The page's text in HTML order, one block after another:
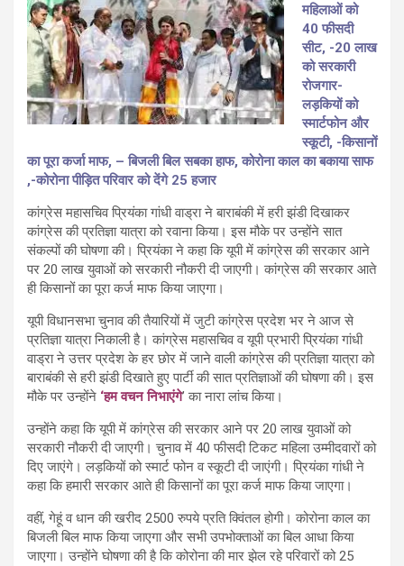
महिलाओं को
40 फीसदी
सीट, -20 लाख
को सरकारी
रोजगार-
लड़कियों को
स्मार्टफोन और
स्कूटी, -किसानों
का पूरा कर्जा माफ, – बिजली बिल सबका हाफ, कोरोना काल का बकाया साफ
,-कोरोना पीड़ित परिवार को देंगे 25 हजार
कांग्रेस महासचिव प्रियंका गांधी वाड्रा ने बाराबंकी में हरी झंडी दिखाकर
कांग्रेस की प्रतिज्ञा यात्रा को रवाना किया। इस मौके पर उन्होंने सात
संकल्पों की घोषणा की। प्रियंका ने कहा कि यूपी में कांग्रेस की सरकार आने
पर 20 लाख युवाओं को सरकारी नौकरी दी जाएगी। कांग्रेस की सरकार आते
ही किसानों का पूरा कर्ज माफ किया जाएगा।
यूपी विधानसभा चुनाव की तैयारियों में जुटी कांग्रेस प्रदेश भर ने आज से
प्रतिज्ञा यात्रा निकाली है। कांग्रेस महासचिव व यूपी प्रभारी प्रियंका गांधी
वाड्रा ने उत्तर प्रदेश के हर छोर में जाने वाली कांग्रेस की प्रतिज्ञा यात्रा को
बाराबंकी से हरी झंडी दिखाते हुए पार्टी की सात प्रतिज्ञाओं की घोषणा की। इस
मौके पर उन्होंने ‘हम वचन निभाएंगे’ का नारा लांच किया।
उन्होंने कहा कि यूपी में कांग्रेस की सरकार आने पर 20 लाख युवाओं को
सरकारी नौकरी दी जाएगी। चुनाव में 40 फीसदी टिकट महिला उम्मीदवारों को
दिए जाएंगे। लड़कियों को स्मार्ट फोन व स्कूटी दी जाएंगी। प्रियंका गांधी ने
कहा कि हमारी सरकार आते ही किसानों का पूरा कर्ज माफ किया जाएगा।
वहीं, गेहूं व धान की खरीद 2500 रुपये प्रति क्विंतल होगी। कोरोना काल का
बिजली बिल माफ किया जाएगा और सभी उपभोक्ताओं का बिल आधा किया
जाएगा। उन्होंने घोषणा की है कि कोरोना की मार झेल रहे परिवारों को 25